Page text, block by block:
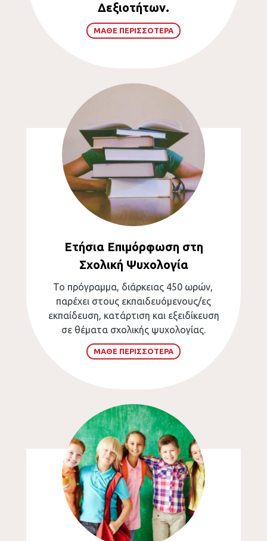
Δεξιοτήτων.
ΜΑΘΕ ΠΕΡΙΣΣΟΤΕΡΑ
Ετήσια Επιμόρφωση στη
Σχολική Ψυχολογία
Το πρόγραμμα, διάρκειας 450 ωρών,
παρέχει στους εκπαιδευόμενους/ες
εκπαίδευση, κατάρτιση και εξειδίκευση
σε θέματα σχολικής ψυχολογίας.
ΜΑΘΕ ΠΕΡΙΣΣΟΤΕΡΑ